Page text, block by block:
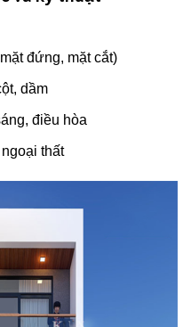
đứng, mặt cắt)
dầm
điều hòa
thất